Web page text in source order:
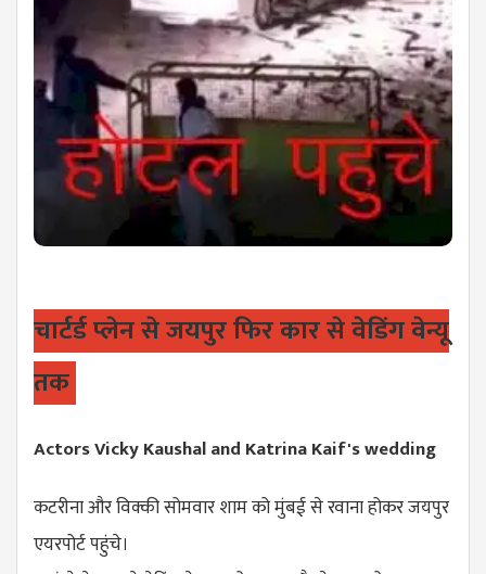
चार्टर्ड प्लेन से जयपुर फिर कार से वेडिंग वेन्यू
तक
Actors Vicky Kaushal and Katrina Kaif's wedding
कटरीना और विक्की सोमवार शाम को मुंबई से रवाना होकर जयपुर
एयरपोर्ट पहुंचे।